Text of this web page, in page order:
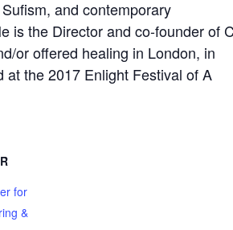
and contemporary
is the Director and co-founder of
or offered healing in London, in
the 2017 Enlight Festival of A
for
&